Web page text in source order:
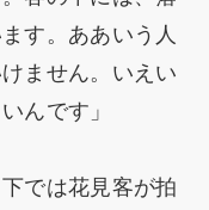
す。ああいう人
ません。いえい
んです」
では花見客が拍